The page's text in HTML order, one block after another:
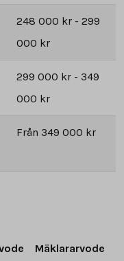
248 000 kr - 299
000 kr
299 000 kr - 349
000 kr
Från 349 000 kr
Mäklararvode